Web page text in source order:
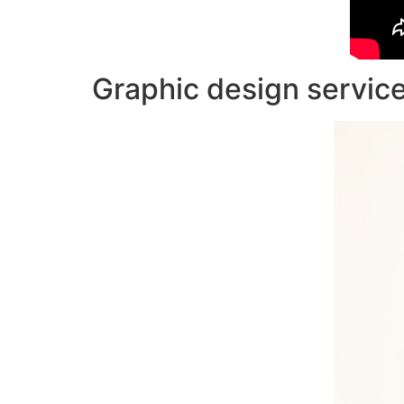
Graphic design